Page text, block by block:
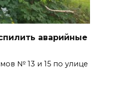
аварийные
№ 13 и 15 по улице